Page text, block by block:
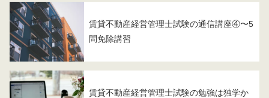
賃貸不動産経営管理士試験の通信講座④〜5
問免除講習
賃貸不動産経営管理士試験の勉強は独学か